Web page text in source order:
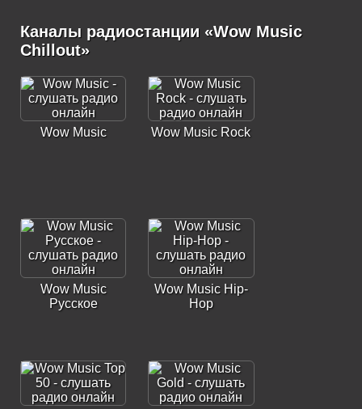
Каналы радиостанции «Wow Music
Chillout»
Wow Music Wow Music Rock
Wow Music
Русское
Wow Music Hip-
Hop